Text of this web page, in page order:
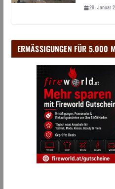
29. Januar
ERMÄSSIGUNGEN FÜR 5.000